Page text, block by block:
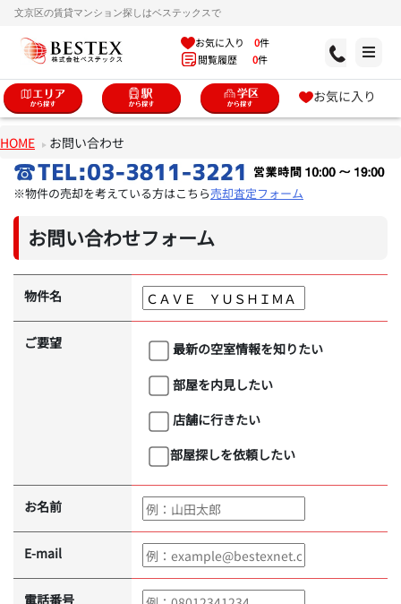
文京区の賃貸マンション探しはベステックスで
お気に入り 0件
閲覧履歴 0件
お気に入り
HOME お問い合わせ
※物件の売却を考えている方はこちら売却査定フォーム
お問い合わせフォーム
物件名
ご要望
最新の空室情報を知りたい
部屋を内見したい
店舗に行きたい
部屋探しを依頼したい
お名前
E-mail
電話番号